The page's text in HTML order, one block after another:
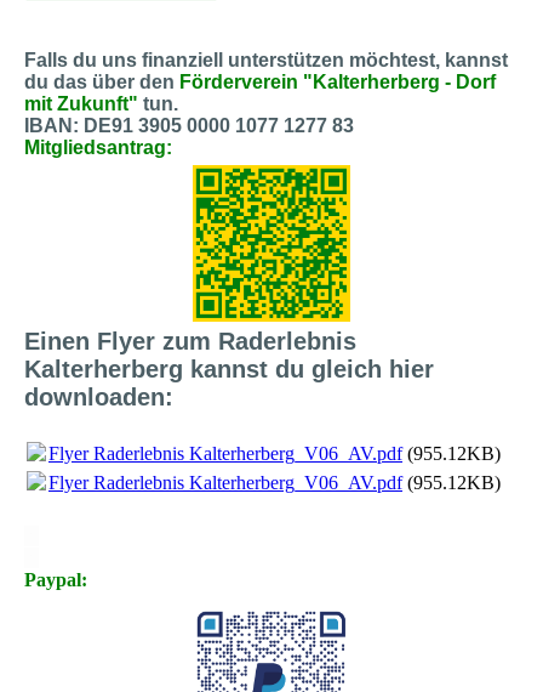
Falls du uns finanziell unterstützen möchtest, kannst
du das über den Förderverein "Kalterherberg - Dorf
mit Zukunft" tun.
IBAN: DE91 3905 0000 1077 1277 83
Mitgliedsantrag:
Einen Flyer zum Raderlebnis
Kalterherberg kannst du gleich hier
downloaden:
Flyer Raderlebnis Kalterherberg_V06_AV.pdf(955.12KB)
Flyer Raderlebnis Kalterherberg_V06_AV.pdf(955.12KB)
Paypal: